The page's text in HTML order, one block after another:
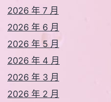
2026 年 7 月
2026 年 6 月
2026 年 5 月
2026 年 4 月
2026 年 3 月
2026 年 2 月